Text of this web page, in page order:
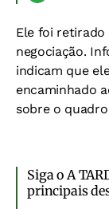
Ele foi retirado
negociação.
indicam que
encaminhado
sobre o
Siga o A
principais